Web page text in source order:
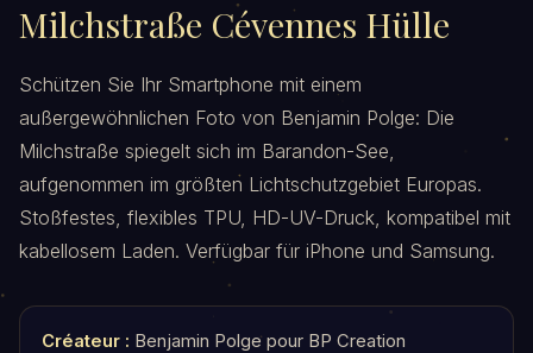
Milchstraße Cévennes Hülle
Schützen Sie Ihr Smartphone mit einem
außergewöhnlichen Foto von Benjamin Polge: Die
Milchstraße spiegelt sich im Barandon-See,
aufgenommen im größten Lichtschutzgebiet Europas.
Stoßfestes, flexibles TPU, HD-UV-Druck, kompatibel mit
kabellosem Laden. Verfügbar für iPhone und Samsung.
Créateur : Benjamin Polge pour BP Creation